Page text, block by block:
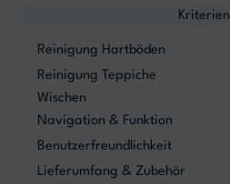
Kriterien
Reinigung Hartböden
Reinigung Teppiche
Wischen
Navigation & Funktion
Benutzerfreundlichkeit
Lieferumfang & Zubehör